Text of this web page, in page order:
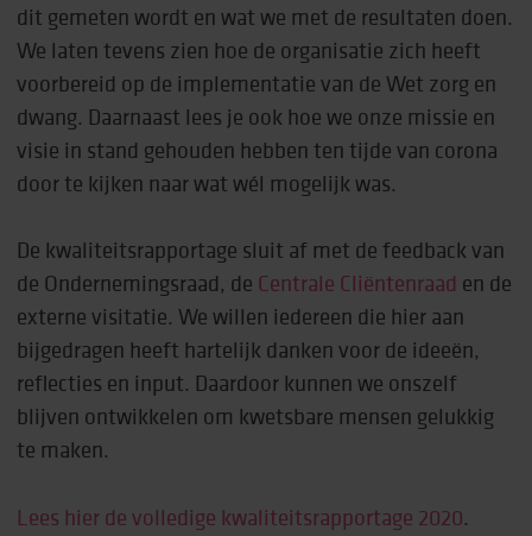
dit gemeten wordt en wat we met de resultaten doen.
We laten tevens zien hoe de organisatie zich heeft
voorbereid op de implementatie van de Wet zorg en
dwang. Daarnaast lees je ook hoe we onze missie en
visie in stand gehouden hebben ten tijde van corona
door te kijken naar wat wél mogelijk was.
De kwaliteitsrapportage sluit af met de feedback van
de Ondernemingsraad, de Centrale Cliëntenraad en de
externe visitatie. We willen iedereen die hier aan
bijgedragen heeft hartelijk danken voor de ideeën,
reflecties en input. Daardoor kunnen we onszelf
blijven ontwikkelen om kwetsbare mensen gelukkig
te maken.
Lees hier de volledige kwaliteitsrapportage 2020.